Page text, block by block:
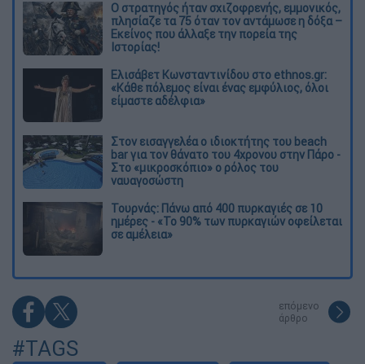
O στρατηγός ήταν σχιζοφρενής, εμμονικός,
πλησίαζε τα 75 όταν τον αντάμωσε η δόξα –
Εκείνος που άλλαξε την πορεία της
Ιστορίας!
Ελισάβετ Κωνσταντινίδου στο ethnos.gr:
«Κάθε πόλεμος είναι ένας εμφύλιος, όλοι
είμαστε αδέλφια»
Στον εισαγγελέα ο ιδιοκτήτης του beach
bar για τον θάνατο του 4χρονου στην Πάρο -
Στο «μικροσκόπιο» ο ρόλος του
ναυαγοσώστη
Τουρνάς: Πάνω από 400 πυρκαγιές σε 10
ημέρες - «Το 90% των πυρκαγιών οφείλεται
σε αμέλεια»
επόμενο
άρθρο
#TAGS